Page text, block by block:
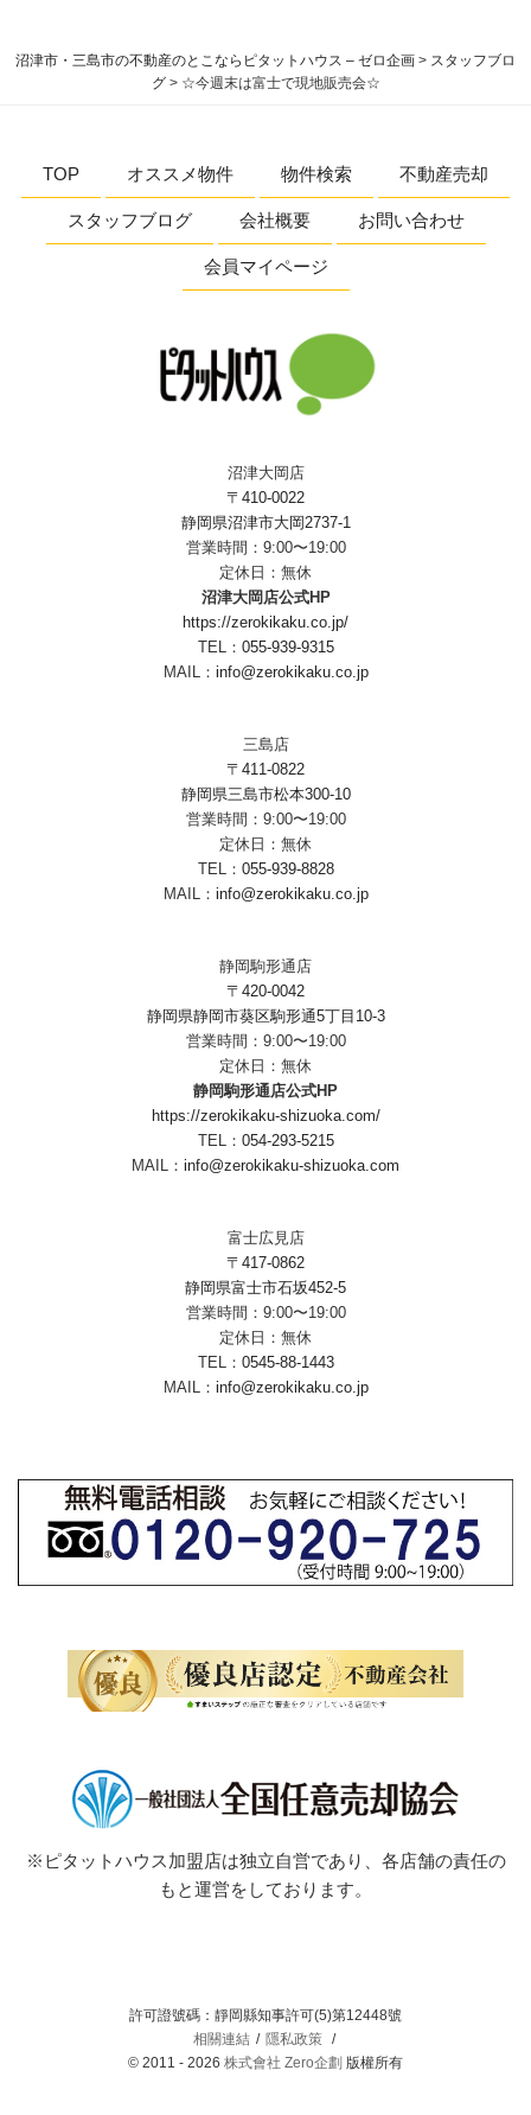
沼津市・三島市の不動産のとこならピタットハウス – ゼロ企画 > スタッフブロ
グ> ☆今週末は富士で現地販売会☆
TOP オススメ物件 物件検索 不動産売却
スタッフブログ 会社概要 お問い合わせ
会員マイページ
沼津大岡店
〒410-0022
静岡県沼津市大岡2737-1
営業時間：9:00〜19:00
定休日：無休
沼津大岡店公式HP
https://zerokikaku.co.jp/
TEL： 055-939-9315
MAIL： info@zerokikaku.co.jp
三島店
〒411-0822
静岡県三島市松本300-10
営業時間：9:00〜19:00
定休日：無休
TEL： 055-939-8828
MAIL： info@zerokikaku.co.jp
静岡駒形通店
〒420-0042
静岡県静岡市葵区駒形通5丁目10-3
営業時間：9:00〜19:00
定休日：無休
静岡駒形通店公式HP
https://zerokikaku-shizuoka.com/
TEL： 054-293-5215
MAIL： info@zerokikaku-shizuoka.com
富士広見店
〒417-0862
静岡県富士市石坂452-5
営業時間：9:00〜19:00
定休日：無休
TEL： 0545-88-1443
MAIL： info@zerokikaku.co.jp
※ピタットハウス加盟店は独立自営であり、各店舗の責任の
もと運営をしております。
許可證號碼：靜岡縣知事許可(5)第12448號
相關連結
隱私政策
© 2011 - 2026 株式會社 Zero企劃 版權所有